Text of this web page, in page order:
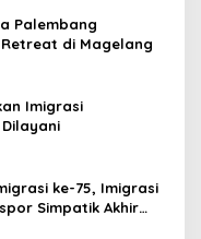
Palembang
di Magelang
Imigrasi
ke-75, Imigrasi
Simpatik Akhir